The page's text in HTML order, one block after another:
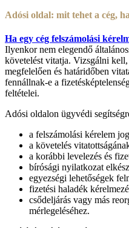
Adósi oldal: mit tehet a cég,
Ha egy cég felszámolási
Ilyenkor nem elegendő
követelést vitatja. Vizsgálni
megfelelően és határidőben
fennállnak-e a
feltételei.
Adósi oldalon ügyvédi
a felszámolási kérelem
a követelés
a korábbi levelezés és
bírósági nyilatkozat
egyezségi lehetőségek
fizetési haladék
csődeljárás vagy más
mérlegeléséhez.